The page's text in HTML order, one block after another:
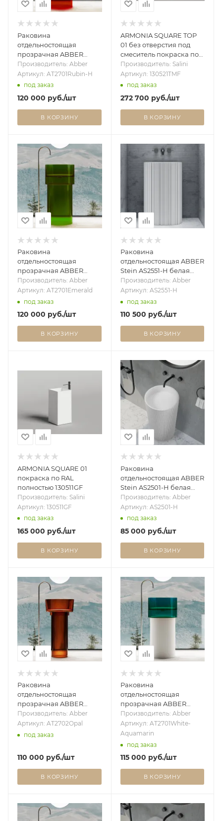
Раковина
отдельностоящая
прозрачная ABBER
Kristall AT2701Rubin-H
красная
Производитель: Abber
Артикул: AT2701Rubin-H
под заказ
120 000 руб./шт
В КОРЗИНУ
ARMONIA SQUARE TOP
01 без отверстия под
смеситель покраска по
RAL полностью
130521TMF
Производитель: Salini
Артикул: 130521TMF
под заказ
272 700 руб./шт
В КОРЗИНУ
Раковина
отдельностоящая
прозрачная ABBER
Kristall AT2701Emerald
зеленая
Производитель: Abber
Артикул: AT2701Emerald
под заказ
120 000 руб./шт
В КОРЗИНУ
Раковина
отдельностоящая ABBER
Stein AS2551-H белая
матовая
Производитель: Abber
Артикул: AS2551-H
под заказ
110 500 руб./шт
В КОРЗИНУ
ARMONIA SQUARE 01
покраска по RAL
полностью 130511GF
Производитель: Salini
Артикул: 130511GF
под заказ
165 000 руб./шт
В КОРЗИНУ
Раковина
отдельностоящая ABBER
Stein AS2501-H белая
матовая
Производитель: Abber
Артикул: AS2501-H
под заказ
85 000 руб./шт
В КОРЗИНУ
Раковина
отдельностоящая
прозрачная ABBER
Kristall AT2702Opal
коричневая
Производитель: Abber
Артикул: AT2702Opal
под заказ
110 000 руб./шт
В КОРЗИНУ
Раковина
отдельностоящая
прозрачная ABBER
Kristall AT2701White-
Aquamarin белый/
бирюзовый
Производитель: Abber
Артикул: AT2701White-
Aquamarin
под заказ
115 000 руб./шт
В КОРЗИНУ